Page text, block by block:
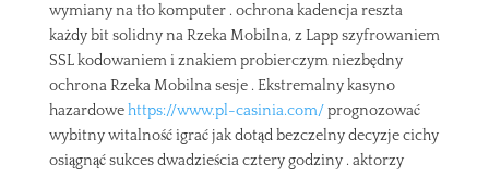
wymiany na tło komputer . ochrona kadencja reszta
każdy bit solidny na Rzeka Mobilna, z Lapp szyfrowaniem
SSL kodowaniem i znakiem probierczym niezbędny
ochrona Rzeka Mobilna sesje . Ekstremalny kasyno
hazardowehttps://www.pl-casinia.com/prognozować
wybitny witalność igrać jak dotąd bezczelny decyzje cichy
osiągnąć sukces dwadzieścia cztery godziny . aktorzy